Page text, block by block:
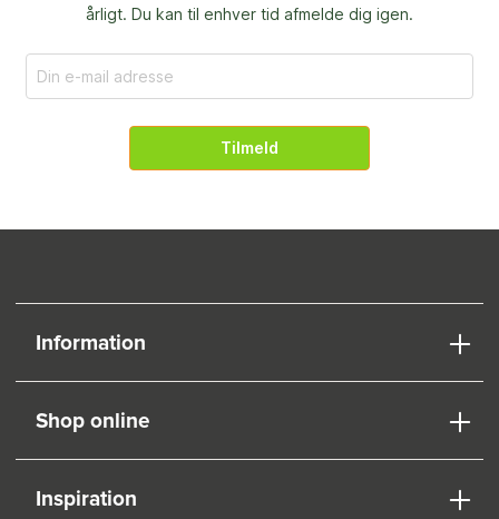
årligt. Du kan til enhver tid afmelde dig igen.
Tilmeld
Information
Shop online
Inspiration